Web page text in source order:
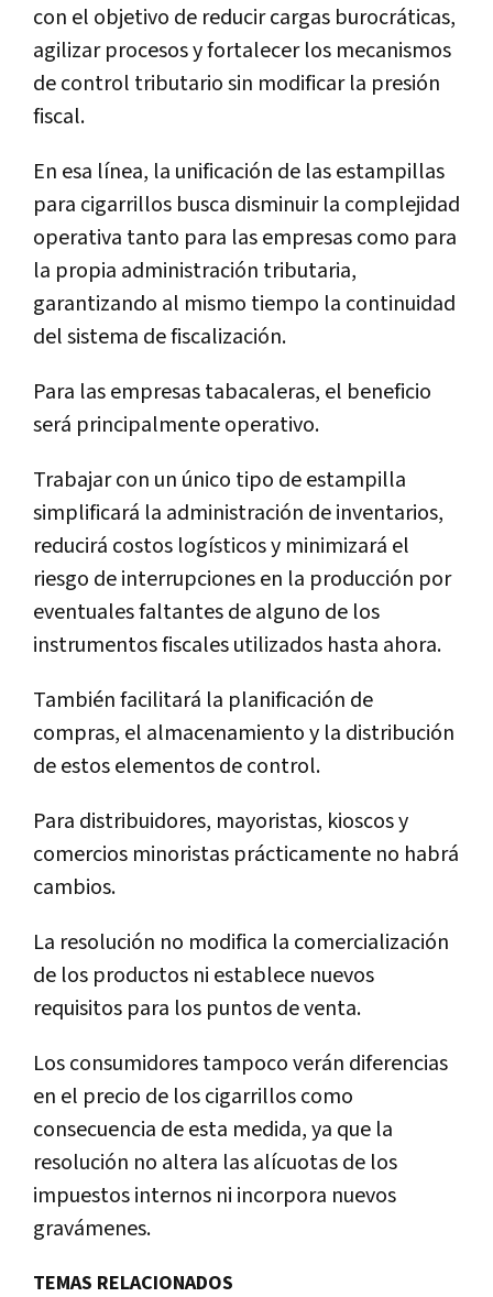
con el objetivo de reducir cargas burocráticas,
agilizar procesos y fortalecer los mecanismos
de control tributario sin modificar la presión
fiscal.
En esa línea, la unificación de las estampillas
para cigarrillos busca disminuir la complejidad
operativa tanto para las empresas como para
la propia administración tributaria,
garantizando al mismo tiempo la continuidad
del sistema de fiscalización.
Para las empresas tabacaleras, el beneficio
será principalmente operativo.
Trabajar con un único tipo de estampilla
simplificará la administración de inventarios,
reducirá costos logísticos y minimizará el
riesgo de interrupciones en la producción por
eventuales faltantes de alguno de los
instrumentos fiscales utilizados hasta ahora.
También facilitará la planificación de
compras, el almacenamiento y la distribución
de estos elementos de control.
Para distribuidores, mayoristas, kioscos y
comercios minoristas prácticamente no habrá
cambios.
La resolución no modifica la comercialización
de los productos ni establece nuevos
requisitos para los puntos de venta.
Los consumidores tampoco verán diferencias
en el precio de los cigarrillos como
consecuencia de esta medida, ya que la
resolución no altera las alícuotas de los
impuestos internos ni incorpora nuevos
gravámenes.
TEMAS RELACIONADOS